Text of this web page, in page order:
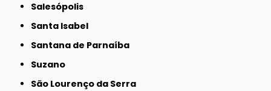
Salesópolis
Santa Isabel
Santana de Parnaíba
Suzano
São Lourenço da Serra